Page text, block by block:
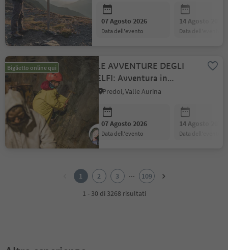
07 Agosto 2026
data dell'evento
14 Agosto 2026
data dell'evento
Biglietto online qui
LE AVVENTURE DEGLI
ELFI: Avventura in
miniera - con caccia al
Predoi, Valle Aurina
07 Agosto 2026
data dell'evento
14 Agosto 2026
data dell'evento
1 2 3 ...
109
1 - 30 di 3268 risultati